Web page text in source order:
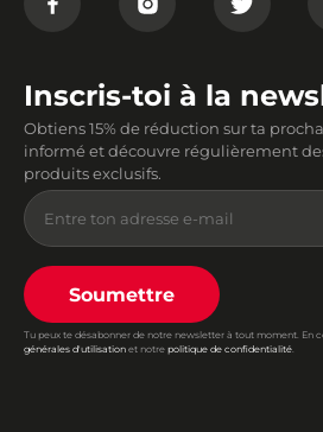
Inscris-toi à la
Obtiens 15% de réduction sur ta
informé et découvre régulièrement
produits exclusifs.
Soumettre
Tu peux te désabonner de notre newsletter à tout moment. En
générales d'utilisation et notre politique de confidentialité.